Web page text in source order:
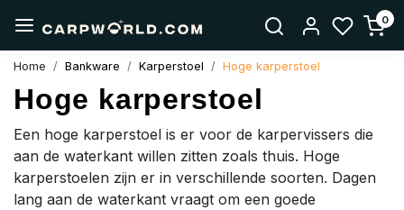
0
Home Bankware Karperstoel Hoge karperstoel
Hoge karperstoel
Een hoge karperstoel is er voor de karpervissers die
aan de waterkant willen zitten zoals thuis. Hoge
karperstoelen zijn er in verschillende soorten. Dagen
lang aan de waterkant vraagt om een goede